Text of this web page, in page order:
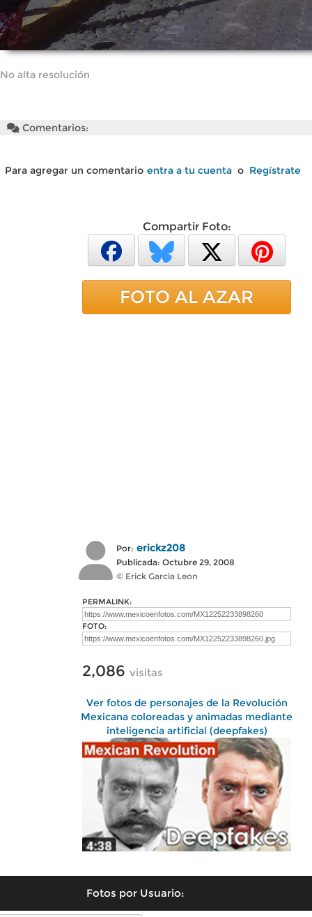
No alta resolución
Comentarios:
Para agregar un comentario entra a tu cuenta o Regístrate
Compartir Foto:
FOTO AL AZAR
Por: erickz208
Publicada: Octubre 29, 2008
© Erick Garcia Leon
PERMALINK:
FOTO:
2,086 visitas
Ver fotos de personajes de la Revolución
Mexicana coloreadas y animadas mediante
inteligencia artificial (deepfakes)
Fotos por Usuario: